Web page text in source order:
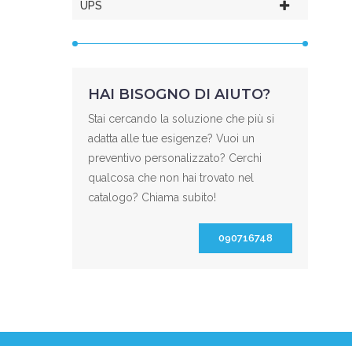
UPS
HAI BISOGNO DI AIUTO?
Stai cercando la soluzione che più si
adatta alle tue esigenze? Vuoi un
preventivo personalizzato? Cerchi
qualcosa che non hai trovato nel
catalogo? Chiama subito!
090716748